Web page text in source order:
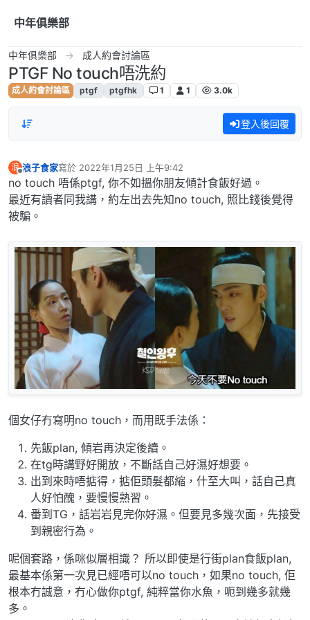
中年俱樂部
中年俱樂部 成人約會討論區
PTGF No touch唔洗約
成人約會討論區 ptgf ptgfhk 1 1 3.0k
登入後回覆
浪
離線
浪子食家寫於 2022年1月25日 上午9:42
最後由 編輯
no touch 唔係ptgf, 你不如搵你朋友傾計食飯好過。
最近有讀者同我講，約左出去先知no touch, 照比錢後覺得
被騙。
個女仔冇寫明no touch，而用既手法係：
先飯plan, 傾岩再決定後續。
在tg時講野好開放，不斷話自己好濕好想要。
出到來時唔掂得，掂佢頭髮都縮，什至大叫，話自己真
人好怕醜，要慢慢熟習。
番到TG，話岩岩見完你好濕。但要見多幾次面，先接受
到親密行為。
呢個套路，係咪似層相識？ 所以即使是行街plan食飯plan,
最基本係第一次見已經唔可以no touch，如果no touch, 佢
根本冇誠意，冇心做你ptgf, 純粹當你水魚，呃到幾多就幾
多。